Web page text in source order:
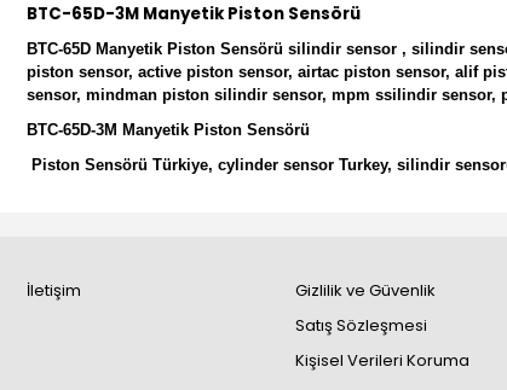
BTC-65D-3M Manyetik Piston Sensörü
BTC-65D Manyetik Piston Sensörü silindir sensor , silindir
piston sensor, active piston sensor, airtac piston sensor, alif
sensor, mindman piston silindir sensor, mpm ssilindir sensor,
BTC-65D-3M Manyetik Piston Sensörü
Piston Sensörü Türkiye, cylinder sensor Turkey, silindir
İletişim
Gizlilik ve Güvenlik
Satış Sözleşmesi
Kişisel Verileri Koruma